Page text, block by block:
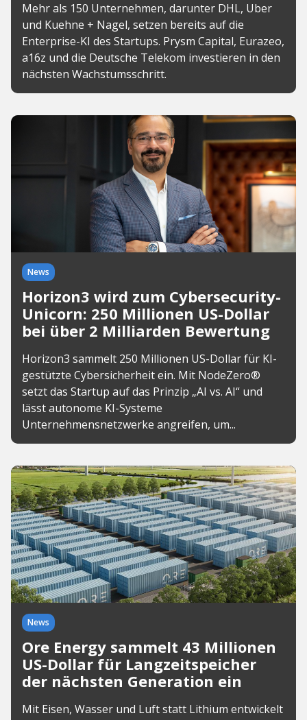
Mehr als 150 Unternehmen, darunter DHL, Uber
und Kuehne + Nagel, setzen bereits auf die
Enterprise-KI des Startups. Prysm Capital, Eurazeo,
a16z und die Deutsche Telekom investieren in den
nächsten Wachstumsschritt.
News
Horizon3 wird zum Cybersecurity-
Unicorn: 250 Millionen US-Dollar
bei über 2 Milliarden Bewertung
Horizon3 sammelt 250 Millionen US-Dollar für KI-
gestützte Cybersicherheit ein. Mit NodeZero®
setzt das Startup auf das Prinzip „AI vs. AI“ und
lässt autonome KI-Systeme
Unternehmensnetzwerke angreifen, um...
News
Ore Energy sammelt 43 Millionen
US-Dollar für Langzeitspeicher
der nächsten Generation ein
Mit Eisen, Wasser und Luft statt Lithium entwickelt